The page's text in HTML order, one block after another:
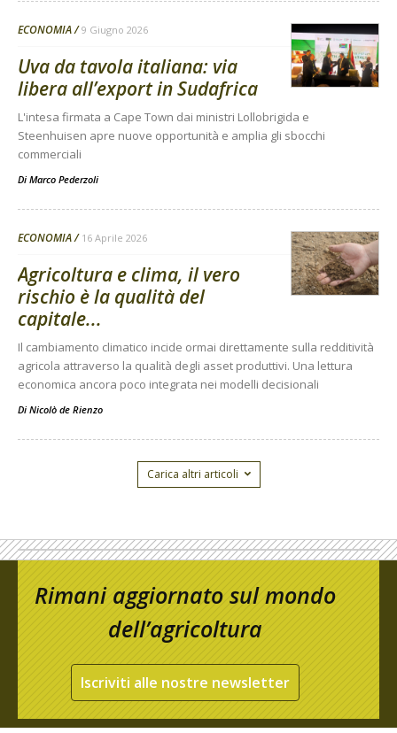
ECONOMIA 9 Giugno 2026
Uva da tavola italiana: via
libera all’export in Sudafrica
L'intesa firmata a Cape Town dai ministri Lollobrigida e
Steenhuisen apre nuove opportunità e amplia gli sbocchi
commerciali
Di Marco Pederzoli
ECONOMIA 16 Aprile 2026
Agricoltura e clima, il vero
rischio è la qualità del
capitale...
Il cambiamento climatico incide ormai direttamente sulla redditività
agricola attraverso la qualità degli asset produttivi. Una lettura
economica ancora poco integrata nei modelli decisionali
Di Nicolò de Rienzo
Carica altri articoli
Rimani aggiornato sul mondo
dell’agricoltura
Iscriviti alle nostre newsletter